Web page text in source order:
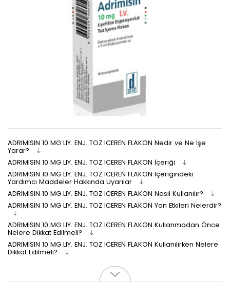
ADRIMISIN 10 MG LIY. ENJ. TOZ ICEREN FLAKON Nedir ve Ne İşe
Yarar?
ADRIMISIN 10 MG LIY. ENJ. TOZ ICEREN FLAKON İçeriği
ADRIMISIN 10 MG LIY. ENJ. TOZ ICEREN FLAKON İçeriğindeki
Yardımcı Maddeler Hakkında Uyarılar
ADRIMISIN 10 MG LIY. ENJ. TOZ ICEREN FLAKON Nasıl Kullanılır?
ADRIMISIN 10 MG LIY. ENJ. TOZ ICEREN FLAKON Yan Etkileri Nelerdir?
ADRIMISIN 10 MG LIY. ENJ. TOZ ICEREN FLAKON Kullanmadan Önce
Nelere Dikkat Edilmeli?
ADRIMISIN 10 MG LIY. ENJ. TOZ ICEREN FLAKON Kullanılırken Nelere
Dikkat Edilmeli?